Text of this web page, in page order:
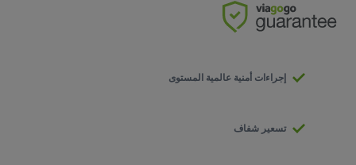
إجراءات أمنية عالمية المستوى
تسعير شفاف